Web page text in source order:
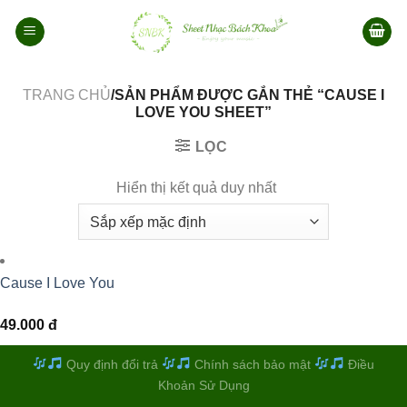
qua
TRANG CHỦ/SẢN PHẨM ĐƯỢC GẮN THẺ “CAUSE I
LOVE YOU SHEET”
LỌC
Hiển thị kết quả duy nhất
Cause I Love You
49.000 đ
Quy định đổi trả Chính sách bảo mật
Điều
Khoản Sử Dụng